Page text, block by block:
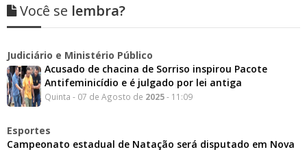
Você se lembra?
Judiciário e Ministério Público
Acusado de chacina de Sorriso inspirou Pacote
Antifeminicídio e é julgado por lei antiga
Quinta - 07 de Agosto de 2025- 11:09
Esportes
Campeonato estadual de Natação será disputado em Nova